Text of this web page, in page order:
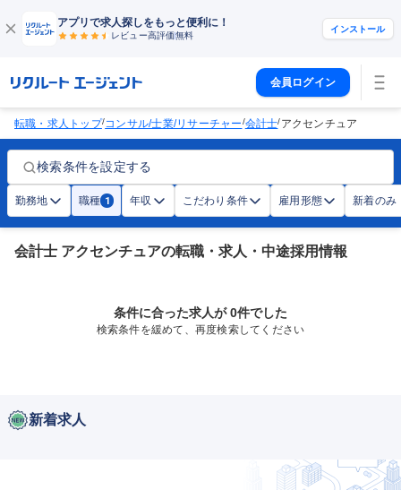
アプリで求人探しをもっと便利に！
レビュー高評価無料
インストール
会員ログイン
転職・求人トップ/コンサル/士業/リサーチャー/会計士/アクセンチュア
検索条件を設定する
勤務地 職種 1 年収 こだわり条件 雇用形態 新着のみ
会計士 アクセンチュアの転職・求人・中途採用情報
条件に合った求人が 0件でした
検索条件を緩めて、再度検索してください
新着求人